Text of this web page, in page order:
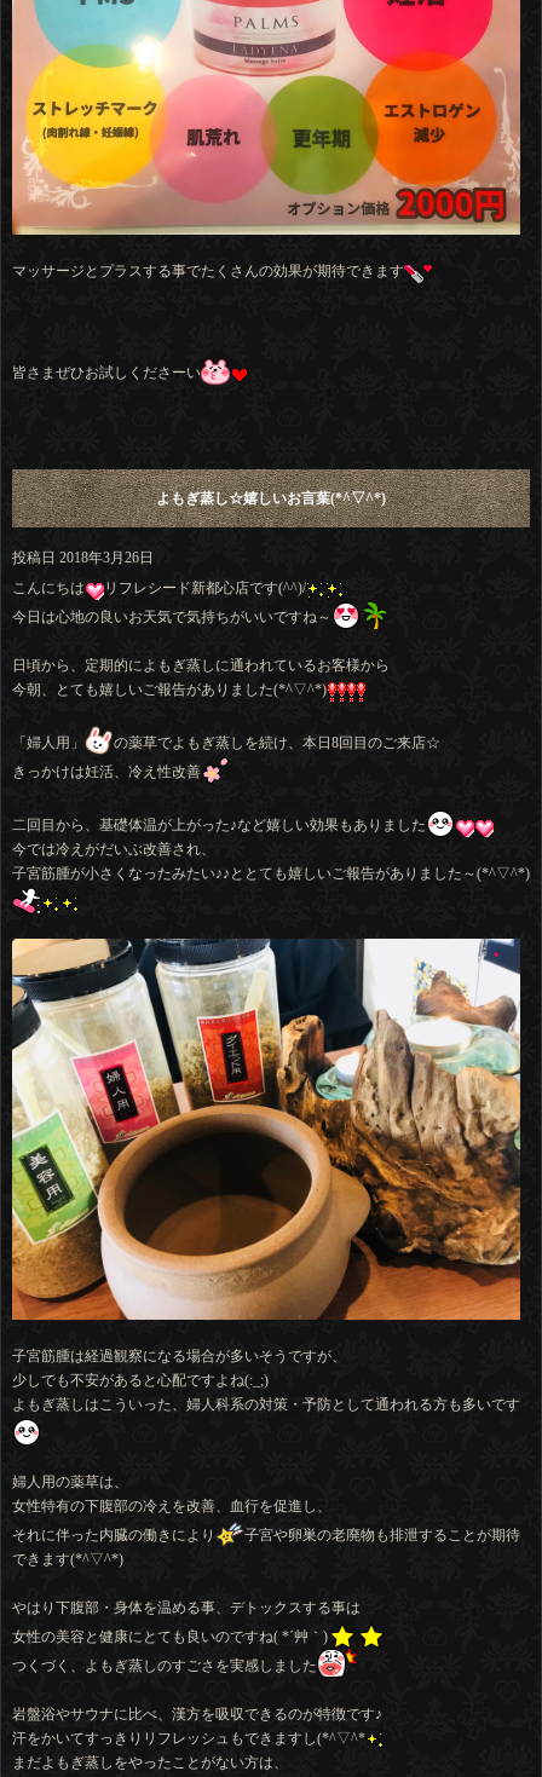
マッサージとプラスする事でたくさんの効果が期待できます
皆さまぜひお試しくださーい
よもぎ蒸し☆嬉しいお言葉(*^▽^*)
投稿日 2018年3月26日
こんにちは
リフレシード新都心店です(^^)/
今日は心地の良いお天気で気持ちがいいですね～
日頃から、定期的によもぎ蒸しに通われているお客様から
今朝、とても嬉しいご報告がありました(*^▽^*)
「婦人用」
の薬草でよもぎ蒸しを続け、本日8回目のご来店☆
きっかけは妊活、冷え性改善
二回目から、基礎体温が上がった♪など嬉しい効果もありました
今では冷えがだいぶ改善され、
子宮筋腫が小さくなったみたい♪♪ととても嬉しいご報告がありました～(*^▽^*)
子宮筋腫は経過観察になる場合が多いそうですが、
少しでも不安があると心配ですよね(:_;)
よもぎ蒸しはこういった、婦人科系の対策・予防として通われる方も多いです
婦人用の薬草は、
女性特有の下腹部の冷えを改善、血行を促進し、
それに伴った内臓の働きにより
子宮や卵巣の老廃物も排泄することが期待
できます(*^▽^*)
やはり下腹部・身体を温める事、デトックスする事は
女性の美容と健康にとても良いのですね( *´艸｀)
つくづく、よもぎ蒸しのすごさを実感しました
岩盤浴やサウナに比べ、漢方を吸収できるのが特徴です♪
汗をかいてすっきりリフレッシュもできますし(*^▽^*
まだよもぎ蒸しをやったことがない方は、